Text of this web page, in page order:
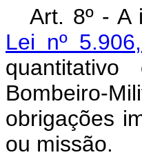
Art. 8º -
Lei nº
Bombeiro-
obrigações
ou missão.